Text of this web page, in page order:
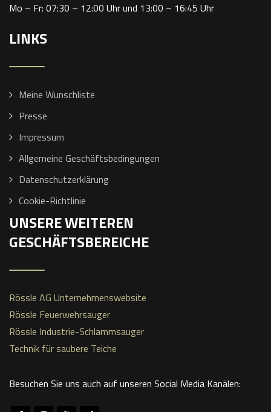
Mo – Fr: 07:30 – 12:00 Uhr und 13:00 – 16:45 Uhr
LINKS
Meine Wunschliste
Presse
Impressum
Allgemeine Geschäftsbedingungen
Datenschutzerklärung
Cookie-Richtlinie
UNSERE WEITEREN
GESCHÄFTSBEREICHE
Rössle AG Unternehmenswebsite
Rössle Feuerwehrsauger
Rössle Industrie-Schlammsauger
Technik für saubere Teiche
Besuchen Sie uns auch auf unseren Social Media Kanälen: